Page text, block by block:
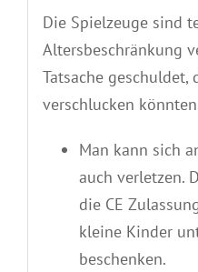
Die Spielzeuge sind
Altersbeschränkung
Tatsache
verschlucken
Man kann sich
auch verletzen.
die CE
kleine Kinder
beschenken.